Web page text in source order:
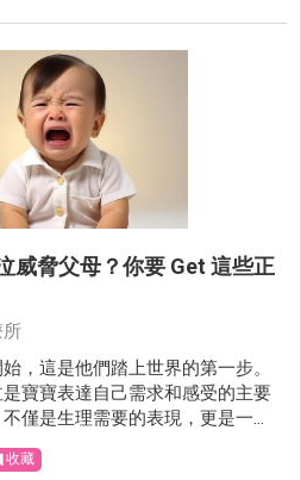
威脅父母？你要 Get 這些正
所
，這是他們踏上世界的第一步。
寶寶表達自己需求和感受的主要
僅是生理需要的表現，更是一種
天哭累計數小時到慢慢轉變為更
這個過程中不僅學會了與世界互
收藏